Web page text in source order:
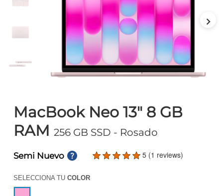
MacBook Neo 13" 8 GB
RAM 256 GB SSD - Rosado
Semi Nuevo 5 (1 reviews)
SELECCIONA TU COLOR